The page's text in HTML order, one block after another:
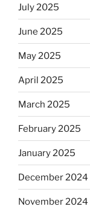
July 2025
June 2025
May 2025
April 2025
March 2025
February 2025
January 2025
December 2024
November 2024